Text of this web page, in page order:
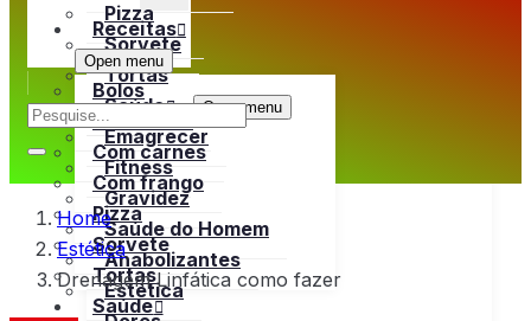
Pizza
Sorvete
Tortas
Saúde
Open menu
Emagrecer
Fitness
Gravidez
Saúde do Homem
Anabolizantes
Estética
Receitas
Open menu
Bolos
Com Arroz
Com carnes
Com frango
Pizza
Sorvete
Tortas
Saúde
Home
Estética
Drenagem Linfática como fazer